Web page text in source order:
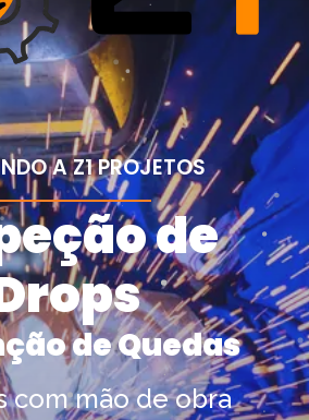
A Z1 PROJETOS
de
de Quedas
com mão de obra